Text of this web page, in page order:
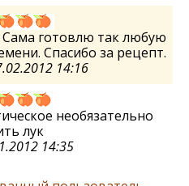
Сама готовлю так любую
Спасибо за рецепт.
14:16
необязательно
лук
14:35